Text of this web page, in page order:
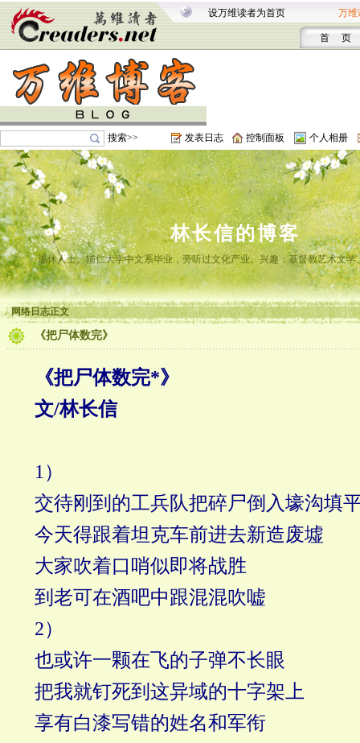
设万维读者为首页 万维
首 页
搜索>> 发表日志 控制面板 个人相册
林长信的博客
退休人士。辅仁大学中文系毕业，旁听过文化产业。兴趣：基督教艺术文学
网络日志正文
《把尸体数完》
《把尸体数完*》
文/林长信
1）
交待刚到的工兵队把碎尸倒入壕沟填
今天得跟着坦克车前进去新造废墟
大家吹着口哨似即将战胜
到老可在酒吧中跟混混吹嘘
2）
也或许一颗在飞的子弹不长眼
把我就钉死到这异域的十字架上
享有白漆写错的姓名和军衔